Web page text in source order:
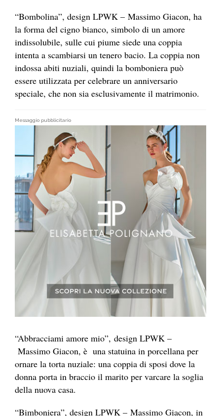
“Bombolina”, design LPWK – Massimo Giacon, ha
la forma del cigno bianco, simbolo di un amore
indissolubile, sulle cui piume siede una coppia
intenta a scambiarsi un tenero bacio. La coppia non
indossa abiti nuziali, quindi la bomboniera può
essere utilizzata per celebrare un anniversario
speciale, che non sia esclusivamente il matrimonio.
Messaggio pubblicitario
“Abbracciami amore mio”, design LPWK –
Massimo Giacon, è una statuina in porcellana per
ornare la torta nuziale: una coppia di sposi dove la
donna porta in braccio il marito per varcare la soglia
della nuova casa.
“Bimboniera”, design LPWK – Massimo Giacon, in